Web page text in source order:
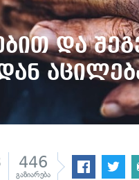
და
446
გაზიარება